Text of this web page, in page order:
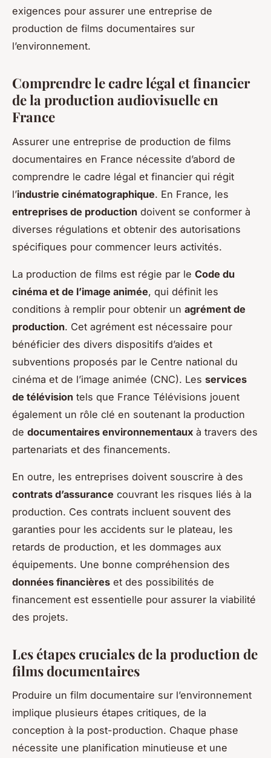
exigences pour assurer une entreprise de
production de films documentaires sur
l’environnement.
Comprendre le cadre légal et financier
de la production audiovisuelle en
France
Assurer une entreprise de production de films
documentaires en France nécessite d’abord de
comprendre le cadre légal et financier qui régit
l’industrie cinématographique. En France, les
entreprises de production doivent se conformer à
diverses régulations et obtenir des autorisations
spécifiques pour commencer leurs activités.
La production de films est régie par le Code du
cinéma et de l’image animée, qui définit les
conditions à remplir pour obtenir un agrément de
production. Cet agrément est nécessaire pour
bénéficier des divers dispositifs d’aides et
subventions proposés par le Centre national du
cinéma et de l’image animée (CNC). Les services
de télévision tels que France Télévisions jouent
également un rôle clé en soutenant la production
de documentaires environnementaux à travers des
partenariats et des financements.
En outre, les entreprises doivent souscrire à des
contrats d’assurance couvrant les risques liés à la
production. Ces contrats incluent souvent des
garanties pour les accidents sur le plateau, les
retards de production, et les dommages aux
équipements. Une bonne compréhension des
données financières et des possibilités de
financement est essentielle pour assurer la viabilité
des projets.
Les étapes cruciales de la production de
films documentaires
Produire un film documentaire sur l’environnement
implique plusieurs étapes critiques, de la
conception à la post-production. Chaque phase
nécessite une planification minutieuse et une